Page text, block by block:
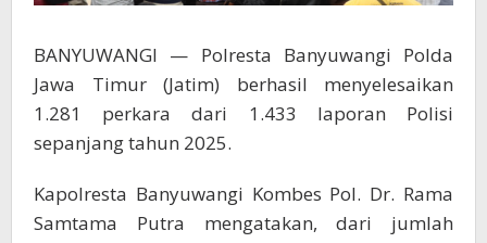
BANYUWANGI — Polresta Banyuwangi Polda
Jawa Timur (Jatim) berhasil menyelesaikan
1.281 perkara dari 1.433 laporan Polisi
sepanjang tahun 2025.
Kapolresta Banyuwangi Kombes Pol. Dr. Rama
Samtama Putra mengatakan, dari jumlah